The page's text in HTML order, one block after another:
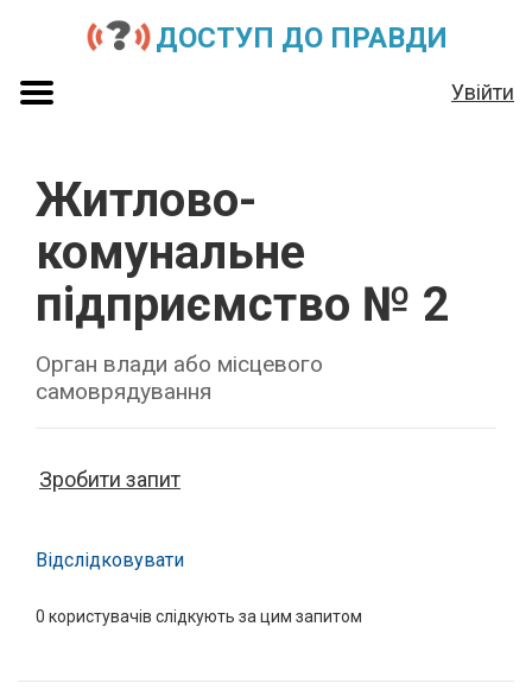
ДОСТУП ДО ПРАВДИ
Увійти
Житлово-
комунальне
підприємство № 2
Орган влади або місцевого
самоврядування
Зробити запит
Відслідковувати
0 користувачів слідкують за цим запитом